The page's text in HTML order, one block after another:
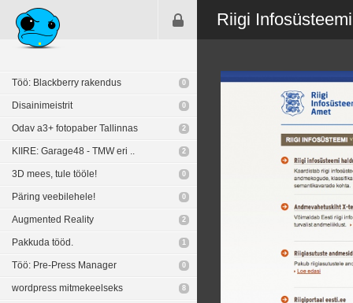
Töö: Blackberry rakendus 0
Disainimeistrit 0
Odav a3+ fotopaber Tallinnas 2
KIIRE: Garage48 - TMW eri .. 2
3D mees, tule tööle! 0
Päring veebilehele! 0
Augmented Reality 2
Pakkuda tööd. 1
Töö: Pre-Press Manager 0
wordpress mitmekeelseks 8
Riigi